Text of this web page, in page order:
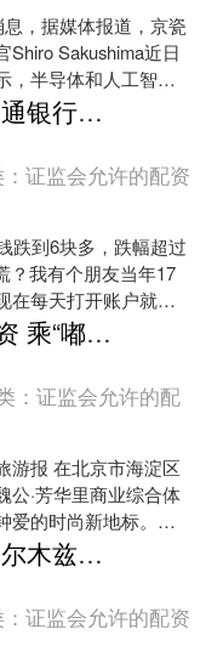
，据媒体报道，京瓷
Shiro Sakushima近日
，半导体和人工智能
本电子制造商带来
丰益国际 交通银行从17跌到6块，我算完这笔账后决定不跑了
：证监会允许的配资
跌到6块多，跌幅超过
？我有个朋友当年17
在每天打开账户就像
个“谢谢参与”。这账
兴旺国际投资 乘“嘟嘟号”逛新地标
：证监会允许的配
游报 在北京市海淀区
公·芳华里商业综合体
爱的时尚新地标。这
社交功能的城市新
“嘟....
至慧策略 霍尔木兹海峡，突发！又一艘油轮遇袭，威胁等级被上调
：证监会允许的配资